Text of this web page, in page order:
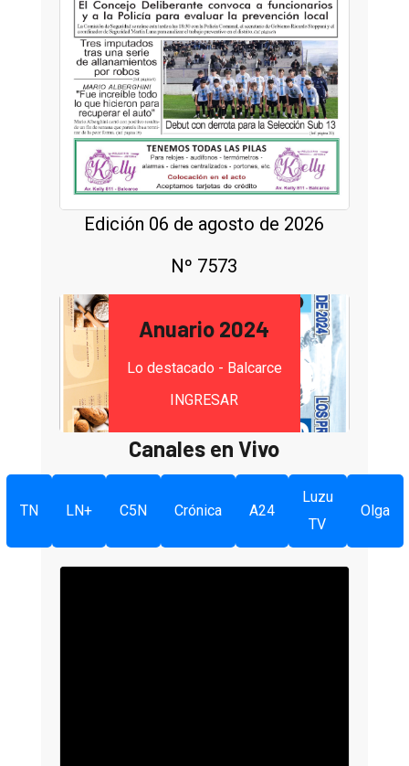
Edición 06 de agosto de 2026
Nº 7573
Anuario 2024
Lo destacado - Balcarce
INGRESAR
Canales en Vivo
TN LN+ C5N Crónica A24
Luzu
TV
Olga